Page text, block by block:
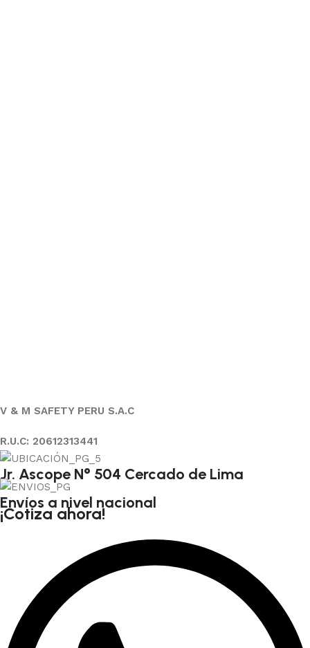
V & M SAFETY PERU S.A.C
R.U.C: 20612313441
Jr. Ascope N° 504 Cercado de Lima
Envíos a nivel nacional
¡Cotiza ahora!